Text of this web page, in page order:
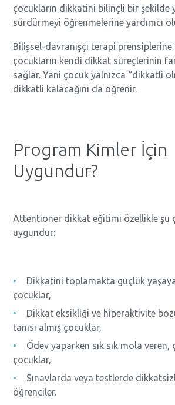
çocukların dikkatini bilinçli bir şekilde
sürdürmeyi öğrenmelerine yardımcı
Bilişsel-davranışçı terapi prensiplerine
çocukların kendi dikkat süreçlerinin
sağlar. Yani çocuk yalnızca “dikkatli
dikkatli kalacağını da öğrenir.
Program Kimler İçin
Uygundur?
Attentioner dikkat eğitimi özellikle şu
uygundur:
Dikkatini toplamakta güçlük
çocuklar,
Dikkat eksikliği ve hiperaktivite
tanısı almış çocuklar,
Ödev yaparken sık sık mola veren,
çocuklar,
Sınavlarda veya testlerde
öğrenciler.